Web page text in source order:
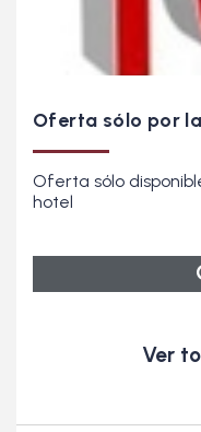
Oferta sólo por
Oferta sólo
hotel
Ver